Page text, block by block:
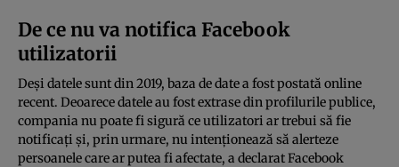
De ce nu va notifica Facebook
utilizatorii
Deși datele sunt din 2019, baza de date a fost postată online
recent. Deoarece datele au fost extrase din profilurile publice,
compania nu poate fi sigură ce utilizatori ar trebui să fie
notificați și, prin urmare, nu intenționează să alerteze
persoanele care ar putea fi afectate, a declarat Facebook